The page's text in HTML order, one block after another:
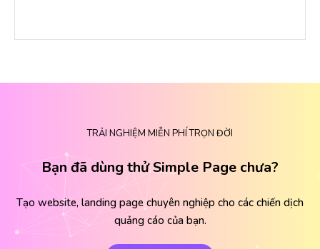
TRẢI NGHIỆM MIỄN PHÍ TRỌN ĐỜI
Bạn đã dùng thử Simple Page chưa?
Tạo website, landing page chuyên nghiệp cho các chiến dịch
quảng cáo của bạn.